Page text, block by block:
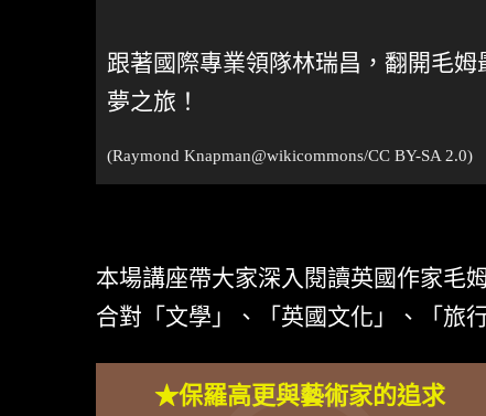
跟著國際專業領隊林瑞昌，翻開毛
夢之旅！
(Raymond Knapman@wikicommons/CC BY-SA 2.0)
本場講座帶大家深入閱讀英國作家毛
合對「文學」、「英國文化」、「旅
★保羅高更與藝術家的追求